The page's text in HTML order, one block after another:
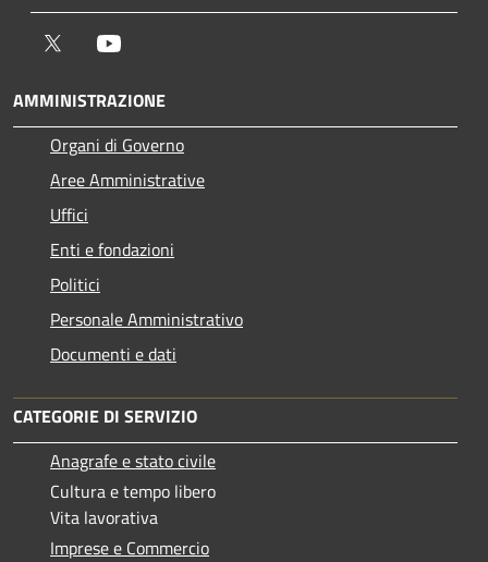
Twitter
AMMINISTRAZIONE
Organi di Governo
Aree Amministrative
Uffici
Enti e fondazioni
Politici
Personale Amministrativo
Documenti e dati
CATEGORIE DI SERVIZIO
Anagrafe e stato civile
Cultura e tempo libero
Vita lavorativa
Imprese e Commercio